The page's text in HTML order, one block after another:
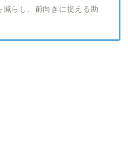
減らし、前向きに捉える助